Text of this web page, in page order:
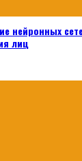
нейронных
лиц